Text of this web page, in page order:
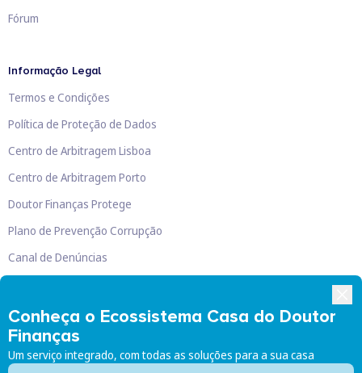
Conheça o Ecossistema Casa do Doutor
Finanças
Um serviço integrado, com todas as soluções para a sua casa
Fórum
Informação Legal
Termos e Condições
Política de Proteção de Dados
Centro de Arbitragem Lisboa
Centro de Arbitragem Porto
Doutor Finanças Protege
Plano de Prevenção Corrupção
Canal de Denúncias
Doutor Finanças, Lda